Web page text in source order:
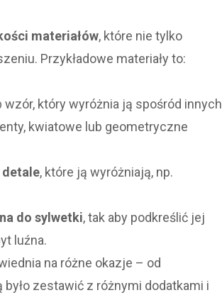
materiałów, które nie tylko
Przykładowe materiały to:
który wyróżnia ją spośród innych
kwiatowe lub geometryczne
detale, które ją wyróżniają, np.
do sylwetki, tak aby podkreślić jej
luźna.
na różne okazje – od
zestawić z różnymi dodatkami i